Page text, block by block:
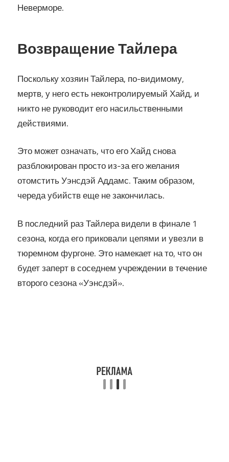
Неверморе.
Возвращение Тайлера
Поскольку хозяин Тайлера, по-видимому,
мертв, у него есть неконтролируемый Хайд, и
никто не руководит его насильственными
действиями.
Это может означать, что его Хайд снова
разблокирован просто из-за его желания
отомстить Уэнсдэй Аддамс. Таким образом,
череда убийств еще не закончилась.
В последний раз Тайлера видели в финале 1
сезона, когда его приковали цепями и увезли в
тюремном фургоне. Это намекает на то, что он
будет заперт в соседнем учреждении в течение
второго сезона «Уэнсдэй».